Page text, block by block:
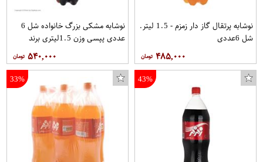
نوشابه پرتقال گاز دار زمزم - 1.5 لیتر.
شل 6عددی
۴۸۵,۰۰۰
نوشابه مشکی بزرگ خانواده شل 6
عددی پپسی وزن 1.5ليتري برند
۵۴۰,۰۰۰
43%
33%